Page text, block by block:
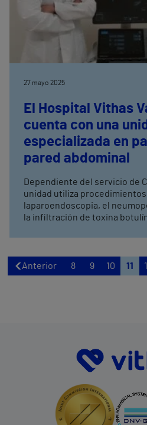
27 mayo 2025
El Hospital Vithas
cuenta con una
especializada en
pared abdominal
Dependiente del servicio de
unidad utiliza procedimientos
laparoendoscopia, el
la infiltración de toxina botulínica Prevé
Anterior
8 9 10 11